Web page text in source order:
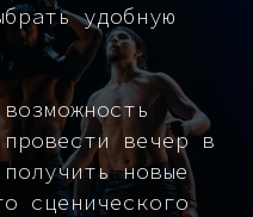
удобную
вечер в
новые
сценического